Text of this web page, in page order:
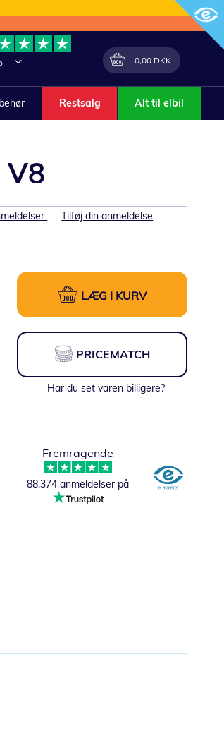
Lave
Min indkøbskurv
0,00 DKK
Restsalg Alt til elbil
Tilføj din anmeldelse
LÆG I KURV
PRICEMATCH
Har du set varen billigere?
Fremragende
88,374 anmeldelser på